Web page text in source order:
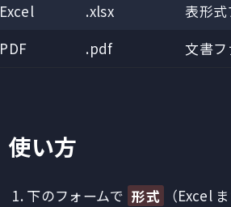
Excel
.xlsx
表形
PDF
.pdf 文書
使い方
下のフォームで 形式
（Excel